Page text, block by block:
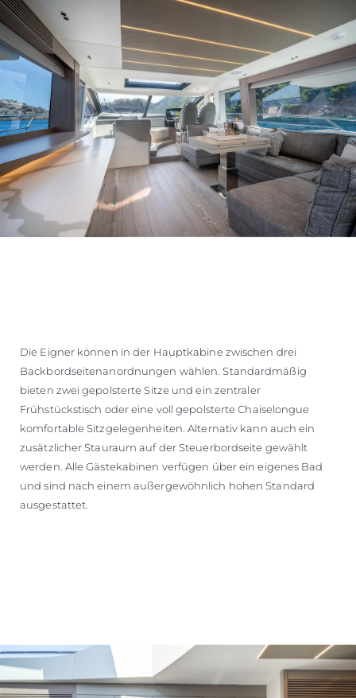
Die Eigner können in der Hauptkabine zwischen drei
Backbordseitenanordnungen wählen. Standardmäßig
bieten zwei gepolsterte Sitze und ein zentraler
Frühstückstisch oder eine voll gepolsterte Chaiselongue
komfortable Sitzgelegenheiten. Alternativ kann auch ein
zusätzlicher Stauraum auf der Steuerbordseite gewählt
werden. Alle Gästekabinen verfügen über ein eigenes Bad
und sind nach einem außergewöhnlich hohen Standard
ausgestattet.